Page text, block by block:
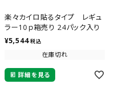
楽々カイロ貼るタイプ レギュ
ラー10ｐ箱売り 24パック入り
¥5,544 税込
在庫切れ
詳細を見る